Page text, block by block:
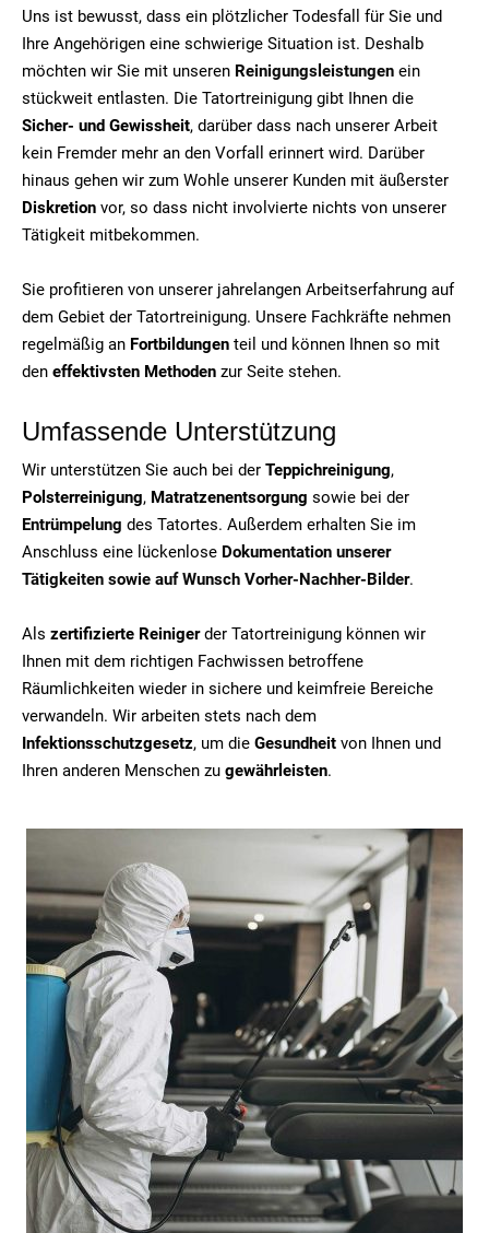
Uns ist bewusst, dass ein plötzlicher Todesfall für Sie und
Ihre Angehörigen eine schwierige Situation ist. Deshalb
möchten wir Sie mit unseren Reinigungsleistungen ein
stückweit entlasten. Die Tatortreinigung gibt Ihnen die
Sicher- und Gewissheit, darüber dass nach unserer Arbeit
kein Fremder mehr an den Vorfall erinnert wird. Darüber
hinaus gehen wir zum Wohle unserer Kunden mit äußerster
Diskretion vor, so dass nicht involvierte nichts von unserer
Tätigkeit mitbekommen.
Sie profitieren von unserer jahrelangen Arbeitserfahrung auf
dem Gebiet der Tatortreinigung. Unsere Fachkräfte nehmen
regelmäßig an Fortbildungen teil und können Ihnen so mit
den effektivsten Methoden zur Seite stehen.
Umfassende Unterstützung
Wir unterstützen Sie auch bei der Teppichreinigung,
Polsterreinigung, Matratzenentsorgung sowie bei der
Entrümpelung des Tatortes. Außerdem erhalten Sie im
Anschluss eine lückenlose Dokumentation unserer
Tätigkeiten sowie auf Wunsch Vorher-Nachher-Bilder.
Als zertifizierte Reinigerder Tatortreinigung können wir
Ihnen mit dem richtigen Fachwissen betroffene
Räumlichkeiten wieder in sichere und keimfreie Bereiche
verwandeln. Wir arbeiten stets nach dem
Infektionsschutzgesetz, um die Gesundheit von Ihnen und
Ihren anderen Menschen zu gewährleisten.